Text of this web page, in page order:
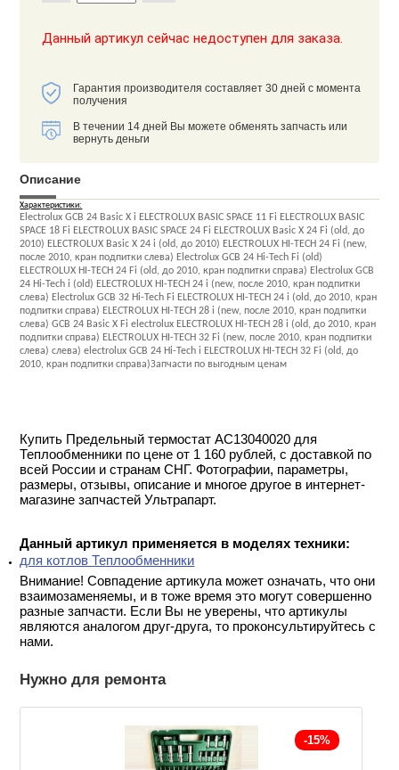
Данный артикул сейчас недоступен для заказа.
Гарантия производителя составляет 30 дней с момента
получения
В течении 14 дней Вы можете обменять запчасть или
вернуть деньги
Описание
Характеристики:
Electrolux GCB 24 Basic X i ELECTROLUX BASIC SPACE 11 Fi ELECTROLUX BASIC
SPACE 18 Fi ELECTROLUX BASIC SPACE 24 Fi ELECTROLUX Basic X 24 Fi (old, до
2010) ELECTROLUX Basic X 24 i (old, до 2010) ELECTROLUX HI-TECH 24 Fi (new,
после 2010, кран подпитки слева) Electrolux GCB 24 Hi-Tech Fi (old)
ELECTROLUX HI-TECH 24 Fi (old, до 2010, кран подпитки справа) Electrolux GCB
24 Hi-Tech i (old) ELECTROLUX HI-TECH 24 i (new, после 2010, кран подпитки
слева) Electrolux GCB 32 Hi-Tech Fi ELECTROLUX HI-TECH 24 i (old, до 2010, кран
подпитки справа) ELECTROLUX HI-TECH 28 i (new, после 2010, кран подпитки
слева) GCB 24 Basic X Fi electrolux ELECTROLUX HI-TECH 28 i (old, до 2010, кран
подпитки справа) ELECTROLUX HI-TECH 32 Fi (new, после 2010, кран подпитки
слева) слева) electrolux GCB 24 Hi-Tech i ELECTROLUX HI-TECH 32 Fi (old, до
2010, кран подпитки справа)Запчасти по выгодным ценам
Купить Предельный термостат AC13040020 для
Теплообменники по цене от 1 160 рублей, с доставкой по
всей России и странам СНГ. Фотографии, параметры,
размеры, отзывы, описание и многое другое в интернет-
магазине запчастей Ультрапарт.
Данный артикул применяется в моделях техники:
для котлов Теплообменники
Внимание! Совпадение артикула может означать, что они
взаимозаменяемы, и в тоже время это могут совершенно
разные запчасти. Если Вы не уверены, что артикулы
являются аналогом друг-друга, то проконсультируйтесь с
нами.
Нужно для ремонта
-15%